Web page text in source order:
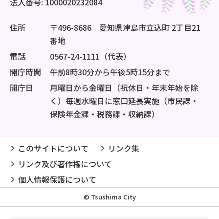
住所
〒496-8686 愛知県津島市立込町 2丁目21
番地
電話
0567-24-1111（代表）
開庁時間
午前8時30分から午後5時15分まで
開庁日
月曜日から金曜日（祝休日・年末年始を除
く）毎週水曜日に窓口延長実施（市民課・
保険年金課・税務課・収納課）
このサイトについて
リンク集
リンク及び著作権について
個人情報保護について
© Tsushima City